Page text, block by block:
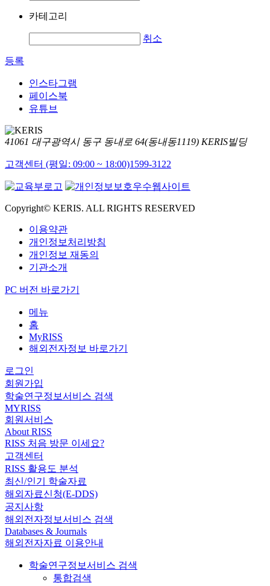
카테고리
취소
등록
인스타그램
페이스북
유튜브
41061 대구광역시 동구 동내로 64(동내동1119) KERIS빌딩
고객센터 (평일: 09:00 ~ 18:00)1599-3122
Copyright© KERIS. ALL RIGHTS RESERVED
이용약관
개인정보처리방침
개인정보 재동의
기관소개
PC 버전 바로가기
메뉴
홈
MyRISS
해외전자정보 바로가기
로그인
회원가입
학술연구정보서비스 검색
MYRISS
회원서비스
About RISS
RISS 처음 방문 이세요?
고객센터
RISS 활용도 분석
최신/인기 학술자료
해외자료신청(E-DDS)
공지사항
해외전자정보서비스 검색
Databases & Journals
해외전자자료 이용안내
학술연구정보서비스 검색
통합검색